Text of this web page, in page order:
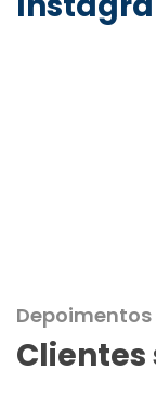
Depoimentos